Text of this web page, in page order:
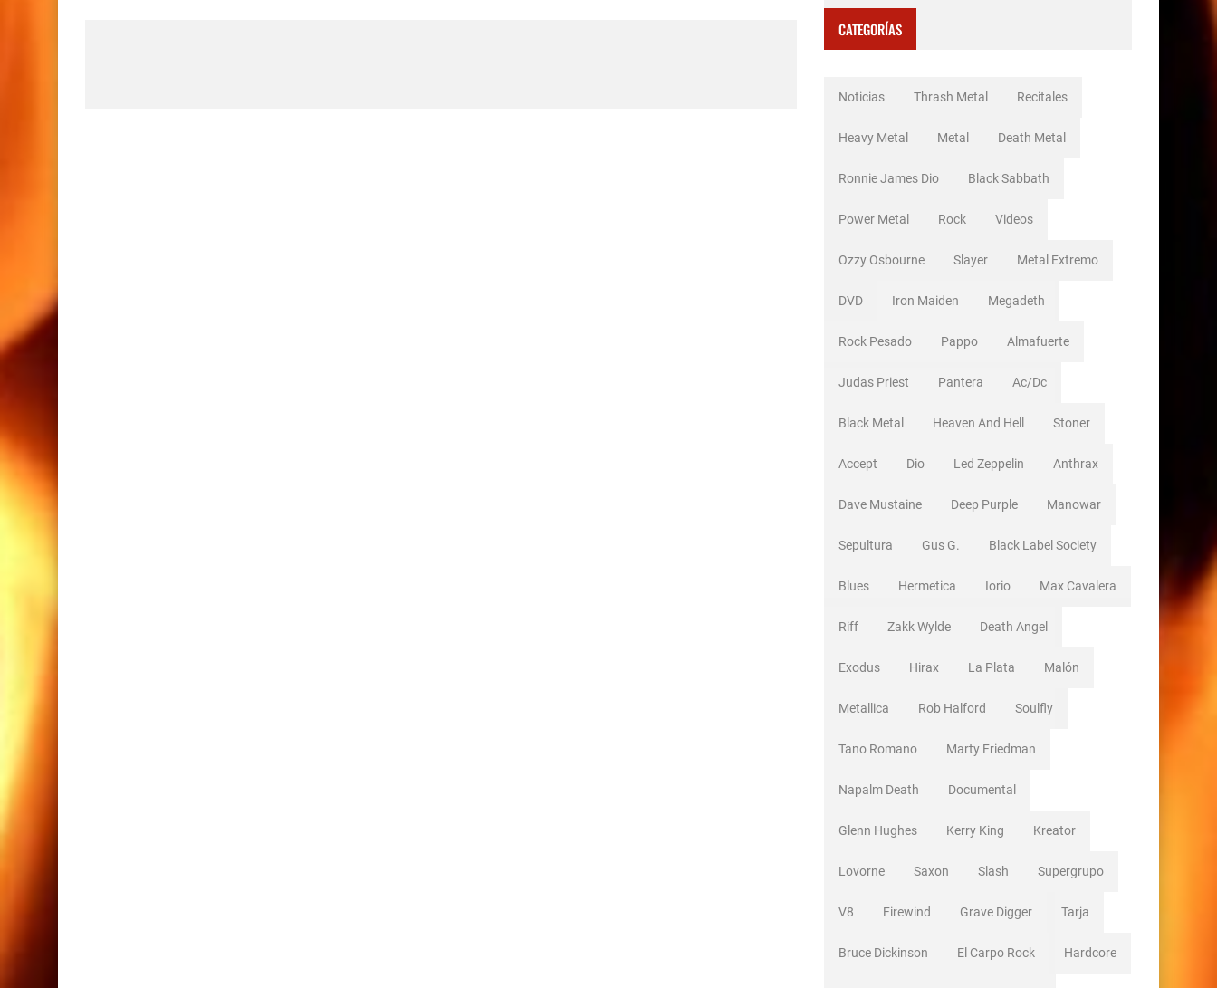
CATEGORÍAS
Noticias Thrash Metal Recitales
Heavy Metal Metal Death Metal
Ronnie James Dio Black Sabbath
Power Metal Rock Videos
Ozzy Osbourne Slayer Metal Extremo
DVD Iron Maiden Megadeth
Rock Pesado Pappo Almafuerte
Judas Priest Pantera Ac/dc
Black Metal Heaven And Hell Stoner
Accept Dio Led Zeppelin Anthrax
Dave Mustaine Deep Purple Manowar
Sepultura Gus G. Black Label Society
Blues Hermetica Iorio Max Cavalera
Riff Zakk Wylde Death Angel
Exodus Hirax La Plata Malón
Metallica Rob Halford Soulfly
Tano Romano Marty Friedman
Napalm Death Documental
Glenn Hughes Kerry King Kreator
Lovorne Saxon Slash Supergrupo
V8 Firewind Grave Digger Tarja
Bruce Dickinson El Carpo Rock Hardcore